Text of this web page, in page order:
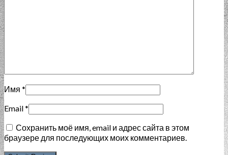
Имя *
Email*
Сохранить моё имя, email и адрес сайта в этом
браузере для последующих моих комментариев.